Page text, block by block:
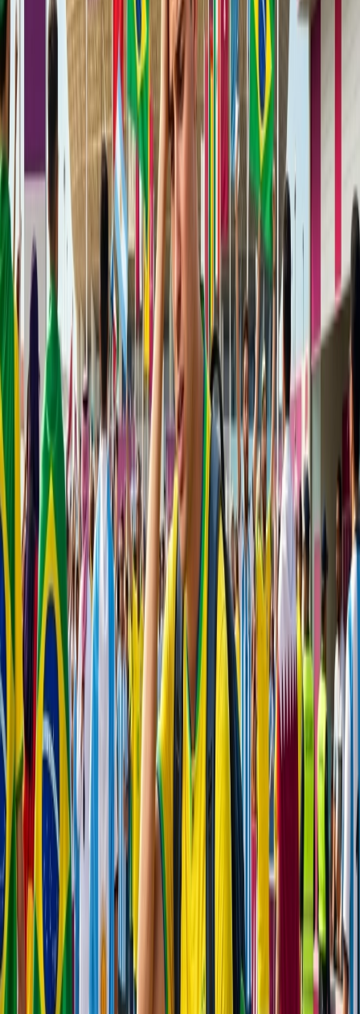
Bangkok es una excelente ciudad de escala, ya que está bien
conectada mediante importantes aerolíneas internacionales, y ofrece
varias opciones de muy bajo costo en aerolínea regionales de bajo
costo, lo que la convierte en un centro accesible. Aparte de eso,
puedes explorar impresionantes templos antiguos como Wat Arun, y
Wat Pho, y experimentar la atmósfera bulliciosa de los mercados
tradicionales y la vibrantes vida callejera, que ofrecen vistas,
sonidos, y olores únicos. Además, la ciudad es famosa por sus
opciones de comida callejera deliciosas y económicas, y una
variedad de experiencias culinarias, desde vendedores ambulantes
informales hasta restaurantes de clase mundial y cafés modernos.
Nombre del Aeropuerto -
El Aeropuerto Internacional de
Suvarnabhumi
Distancia del aeropuerto a la ciudad -
Transporte público a la ciudad -
4. Dubai
Dubai es ubicada centralmente lo que lo convierte en un punto de
escala ideal para viajar entre Europa, Asia, y África, y esto ayuda a
minimizar el desfase horario y adaptarse a las zonas horarias. Aparte
de eso, el aeropuerto internacional de Dubai es más concurrido del
mundo y ofrece una amplia gama de los servicios, como tiendas,
restaurantes, salones, e incluso un hotel en el lugar para escalas
largas. Dubai ofrece una mezcla única de vibrante cultura árabe -
musulmana con diversas influencias globales, que proporciona una
experiencia rica y multicultural. Además, Dubai cuenta con los
serenos paisajes del desierto, los sitios históricos y las maravillas
modernas.
Nombre del Aeropuerto -
El Aeropuerto Internacional de Dubai
Distancia del aeropuerto a la ciudad -
15 km
Transporte público a la ciudad -
Metro
5.Tokio
Tokio es considera una buena ciudad de escala debido a su mezcla
única de tradición antigua y tecnología ultramoderna, como puedes
experimentar el contraste de antiguos santuarios sintoístas y
tranquilos jardines junto a rascacielos futuristas y carteles brillantes.
Aparte de eso, hay un sistema ferroviario corto y eficiente que
conecta el aeropuerto directamente con el centro de la ciudad,
perfecto para maximizar el tiempo de escala. Además, puedes
disfrutar de los lugares emblemáticos como el bullicioso cruce de
Shibuya, donde miles de las personas cruzan la calle a la vez.
Nombre del Aeropuerto -
El Aeropuerto Internacional de Haneda
Distancia del aeropuerto a la ciudad -
27 km
Transporte público a la ciudad -
Metro
Conclusión
Arriba se mencionan algunas de las mejores ciudades de escala para
explorar durante viajes de larga distancia. Estas opciones te darán la
oportunidad de explorar una nueva ciudad con un presupuesto y
tiempo limitados.
Atención al cliente 24/7